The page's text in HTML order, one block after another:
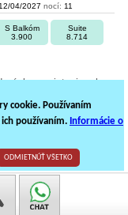
cookie. Používaním
používaním. Informácie o
ODMIETNÚŤ VŠETKO
04/2027 nocí: 11
S Balkóm
3.900
Suite
8.714
bez poistenia a bez